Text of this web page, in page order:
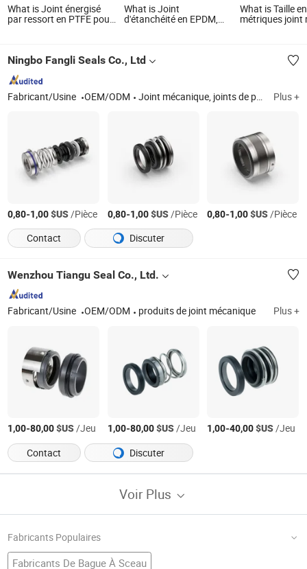
What is Joint énergisé
par ressort en PTFE pour
What is Joint
d'étanchéité en EPDM,
noir, marron, rouge, à
What is Taille
métriques joint
caoutchouc
Ningbo Fangli Seals Co., Ltd
Fabricant/Usine OEM/ODM Joint mécanique, joints de pompe à eau Plus +
0,80-1,00$US/Pièce 0,80-1,00$US/Pièce 0,80-1,00$US/Pièce
Contact
Discuter
Wenzhou Tiangu Seal Co., Ltd.
Fabricant/Usine OEM/ODM produits de joint mécanique Plus +
1,00-80,00$US/Jeu 1,00-80,00$US/Jeu 1,00-40,00$US/Jeu
Contact
Discuter
Voir Plus
Fabricants Populaires
Fabricants De Bague À Sceau